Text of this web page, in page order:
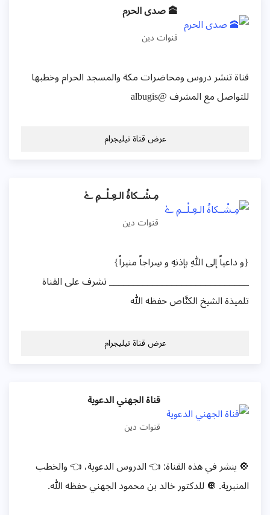
🕋 صدى الحرم
قنوات دين
قناة تنشر دروس ومحاضرات مكة والمسجد الحرام وخطبها
للتواصل مع المشرف @albugis
عرض قناة تيليجرام
مِـشْــكاةُ الـعِـلْــمِ ےٰ
قنوات دين
{و داعياً إلى اللهِ بإذنهِ و سِراجاً منيراً}
_____________________________ تشرف على القناة
تلميذة الشيخ الكنَّاص حفظه الله
عرض قناة تيليجرام
قناة الجهني الدعوية
قنوات دين
🔘 ينشر في هذه القناة: 👈 الدروس الدعوية، 👈 والخطب
المنبرية. 🔘 للدكتور خالد بن محمود الجهني حفظه الله.